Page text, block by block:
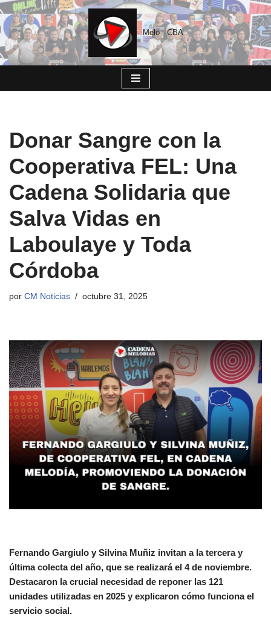
Saltar
al
contenido
Melo - CBA
Donar Sangre con la
Cooperativa FEL: Una
Cadena Solidaria que
Salva Vidas en
Laboulaye y Toda
Córdoba
por CM Noticias octubre 31, 2025
Fernando Gargiulo y Silvina Muñiz invitan a la tercera y
última colecta del año, que se realizará el 4 de noviembre.
Destacaron la crucial necesidad de reponer las 121
unidades utilizadas en 2025 y explicaron cómo funciona el
servicio social.